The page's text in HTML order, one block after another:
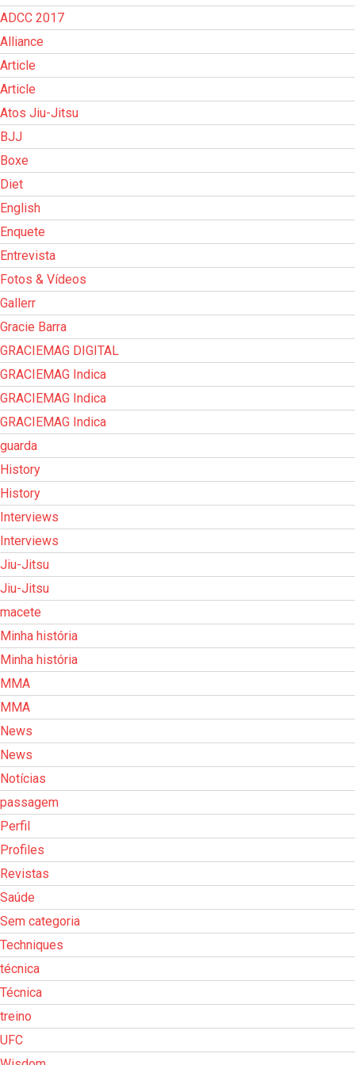
ADCC 2017
Alliance
Article
Article
Atos Jiu-Jitsu
BJJ
Boxe
Diet
English
Enquete
Entrevista
Fotos & Vídeos
Gallerr
Gracie Barra
GRACIEMAG DIGITAL
GRACIEMAG Indica
GRACIEMAG Indica
GRACIEMAG Indica
guarda
History
History
Interviews
Interviews
Jiu-Jitsu
Jiu-Jitsu
macete
Minha história
Minha história
MMA
MMA
News
News
Notícias
passagem
Perfil
Profiles
Revistas
Saúde
Sem categoria
Techniques
técnica
Técnica
treino
UFC